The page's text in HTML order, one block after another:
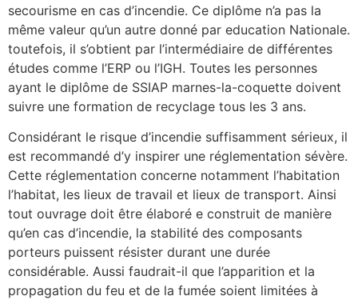
secourisme en cas d’incendie. Ce diplôme n’a pas la
même valeur qu’un autre donné par education Nationale.
toutefois, il s’obtient par l’intermédiaire de différentes
études comme l’ERP ou l’IGH. Toutes les personnes
ayant le diplôme de SSIAP marnes-la-coquette doivent
suivre une formation de recyclage tous les 3 ans.
Considérant le risque d’incendie suffisamment sérieux, il
est recommandé d’y inspirer une réglementation sévère.
Cette réglementation concerne notamment l’habitation
l’habitat, les lieux de travail et lieux de transport. Ainsi
tout ouvrage doit être élaboré e construit de manière
qu’en cas d’incendie, la stabilité des composants
porteurs puissent résister durant une durée
considérable. Aussi faudrait-il que l’apparition et la
propagation du feu et de la fumée soient limitées à